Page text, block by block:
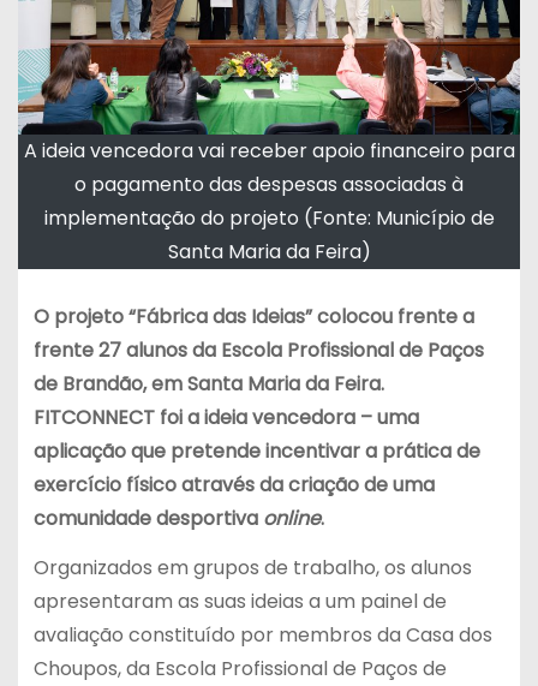
A ideia vencedora vai receber apoio financeiro para
o pagamento das despesas associadas à
implementação do projeto (Fonte: Município de
Santa Maria da Feira)
O projeto “Fábrica das Ideias” colocou frente a
frente 27 alunos da Escola Profissional de Paços
de Brandão, em Santa Maria da Feira.
FITCONNECT foi a ideia vencedora – uma
aplicação que pretende incentivar a prática de
exercício físico através da criação de uma
comunidade desportiva online.
Organizados em grupos de trabalho, os alunos
apresentaram as suas ideias a um painel de
avaliação constituído por membros da Casa dos
Choupos, da Escola Profissional de Paços de